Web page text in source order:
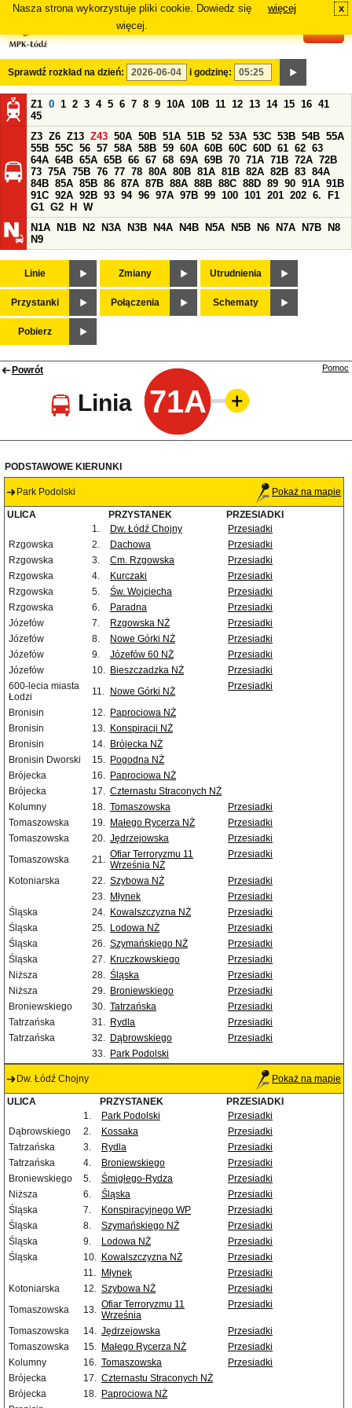
Nasza strona wykorzystuje pliki cookie. Dowiedz się
więcej.
więcej x
Sprawdź rozkład na dzień: i godzinę:
Z1 0 1 2 3 4 5 6 7 8 9 10A 10B 11 12 13 14 15 16 41
45
Z3 Z6 Z13 Z43 50A 50B 51A 51B 52 53A 53C 53B 54B 55A
55B 55C 56 57 58A 58B 59 60A 60B 60C 60D 61 62 63
64A 64B 65A 65B 66 67 68 69A 69B 70 71A 71B 72A 72B
73 75A 75B 76 77 78 80A 80B 81A 81B 82A 82B 83 84A
84B 85A 85B 86 87A 87B 88A 88B 88C 88D 89 90 91A 91B
91C 92A 92B 93 94 96 97A 97B 99 100 101 201 202 6.
F1
G1 G2 H
W
N1A
N1B N2 N3A N3B N4A N4B N5A N5B N6 N7A N7B
N8
N9
Linie Zmiany Utrudnienia
Przystanki Połączenia Schematy
Pobierz
Powrót
Linia 71A
Pomoc
PODSTAWOWE KIERUNKI
Park Podolski Pokaż na mapie
ULICA PRZYSTANEK
PRZESIADKI
1.
Dw. Łódź Chojny
Przesiadki
Rzgowska
2. Dachowa
Przesiadki
Rzgowska
3. Cm. Rzgowska
Przesiadki
Rzgowska
4. Kurczaki
Przesiadki
Rzgowska
5. Św. Wojciecha
Przesiadki
Rzgowska
6. Paradna
Przesiadki
Józefów
7. Rzgowska NŻ
Przesiadki
Józefów
8. Nowe Górki NŻ
Przesiadki
Józefów
9. Józefów 60 NŻ
Przesiadki
Józefów
10. Bieszczadzka NŻ
Przesiadki
600-lecia miasta
Łodzi
11. Nowe Górki NŻ Przesiadki
Bronisin 12. Paprociowa NŻ
Bronisin
13. Konspiracji NŻ
Bronisin
14. Brójecka NŻ
Bronisin Dworski
15. Pogodna NŻ
Brójecka
16. Paprociowa NŻ
Brójecka
17. Czternastu Straconych NŻ
Kolumny
18. Tomaszowska
Przesiadki
Tomaszowska
19. Małego Rycerza NŻ
Przesiadki
Tomaszowska
20. Jędrzejowska
Przesiadki
Tomaszowska
21. Ofiar Terroryzmu 11
Września NŻ
Przesiadki
Kotoniarska 22. Szybowa NŻ
Przesiadki
23. Młynek
Przesiadki
Śląska
24. Kowalszczyzna NŻ
Przesiadki
Śląska
25. Lodowa NŻ
Przesiadki
Śląska
26. Szymańskiego NŻ
Przesiadki
Śląska
27. Kruczkowskiego
Przesiadki
Niższa
28. Śląska
Przesiadki
Niższa
29. Broniewskiego
Przesiadki
Broniewskiego
30. Tatrzańska
Przesiadki
Tatrzańska
31. Rydla
Przesiadki
Tatrzańska
32. Dąbrowskiego
Przesiadki
33. Park Podolski
Dw. Łódź Chojny Pokaż na mapie
ULICA PRZYSTANEK
PRZESIADKI
1.
Park Podolski
Przesiadki
Dąbrowskiego
2. Kossaka
Przesiadki
Tatrzańska
3. Rydla
Przesiadki
Tatrzańska
4. Broniewskiego
Przesiadki
Broniewskiego
5. Śmigłego-Rydza
Przesiadki
Niższa
6. Śląska
Przesiadki
Śląska
7. Konspiracyjnego WP
Przesiadki
Śląska
8. Szymańskiego NŻ
Przesiadki
Śląska
9. Lodowa NŻ
Przesiadki
Śląska
10. Kowalszczyzna NŻ
Przesiadki
11.
Młynek
Przesiadki
Kotoniarska
12. Szybowa NŻ
Przesiadki
Tomaszowska
13. Ofiar Terroryzmu 11
Września
Przesiadki
Tomaszowska 14. Jędrzejowska
Przesiadki
Tomaszowska
15. Małego Rycerza NŻ
Przesiadki
Kolumny
16. Tomaszowska
Przesiadki
Brójecka
17. Czternastu Straconych NŻ
Brójecka
18. Paprociowa NŻ